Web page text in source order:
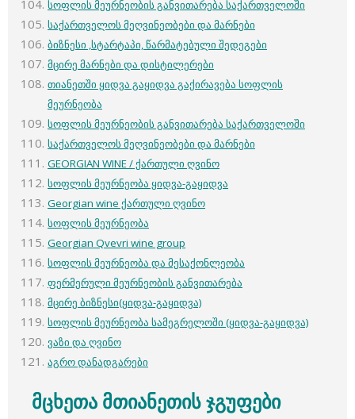
სოფლის მეურნეობის განვითარება საქართველოში
საქართველოს მეღვინეობები და მარნები
ბიზნესი ,სტარტაპი, წარმატებული შედეგები
მცირე მარნები და დისტილერები
თიანეთში ყიდვა გაყიდვა გაქირავება სოფლის
მეურნეობა
სოფლის მეურნეობის განვითარება საქართველოში
საქართველოს მეღვინეობები და მარნები
GEORGIAN WINE / ქართული ღვინო
სოფლის მეურნეობა ყიდვა-გაყიდვა
Georgian wine ქართული ღვინო
სოფლის მეურნეობა
Georgian Qvevri wine group
სოფლის მეურნეობა და მესაქონლეობა
ფერმერული მეურნეობის განვითარება
მცირე ბიზნესი(ყიდვა-გაყიდვა)
სოფლის მეურნეობა სამეგრელოში (ყიდვა-გაყიდვა)
ვაზი და ღვინო
აგრო დანადგარები
მცხეთა მთიანეთის ჯგუფები